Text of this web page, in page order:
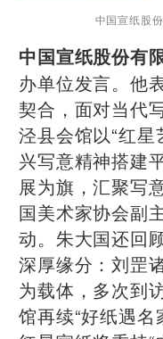
中国宣纸股
中国宣纸股份有
办单位发言。他
契合，面对当代
泾县会馆以“红
兴写意精神搭建
展为旗，汇聚写
国美术家协会副
动。朱大国还回
深厚缘分：刘罡
为载体，多次到
馆再续“好纸遇